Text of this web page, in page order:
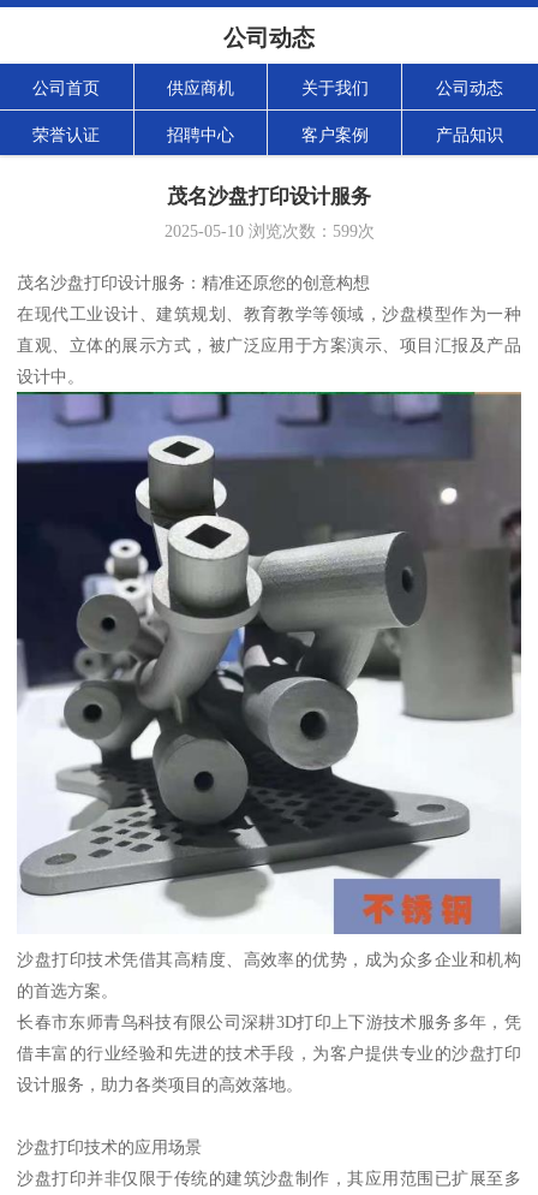
公司动态
公司首页 供应商机 关于我们 公司动态
荣誉认证 招聘中心 客户案例 产品知识
茂名沙盘打印设计服务
2025-05-10浏览次数： 599次
茂名沙盘打印设计服务：精准还原您的创意构想
在现代工业设计、建筑规划、教育教学等领域，沙盘模型作为一种
直观、立体的展示方式，被广泛应用于方案演示、项目汇报及产品
设计中。
沙盘打印技术凭借其高精度、高效率的优势，成为众多企业和机构
的首选方案。
长春市东师青鸟科技有限公司深耕3D打印上下游技术服务多年，凭
借丰富的行业经验和先进的技术手段，为客户提供专业的沙盘打印
设计服务，助力各类项目的高效落地。
沙盘打印技术的应用场景
沙盘打印并非仅限于传统的建筑沙盘制作，其应用范围已扩展至多